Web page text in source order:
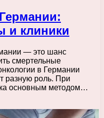
и клиники
— это шанс
смертельные
в Германии
разную роль. При
основным методом…